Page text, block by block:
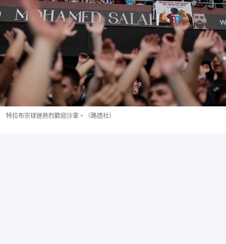
特拉布宗球迷熱烈歡迎沙拿。（路透社）